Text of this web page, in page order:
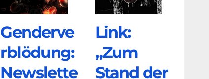
Genderve
rblödung:
Newslette
Link:
„Zum
Stand der